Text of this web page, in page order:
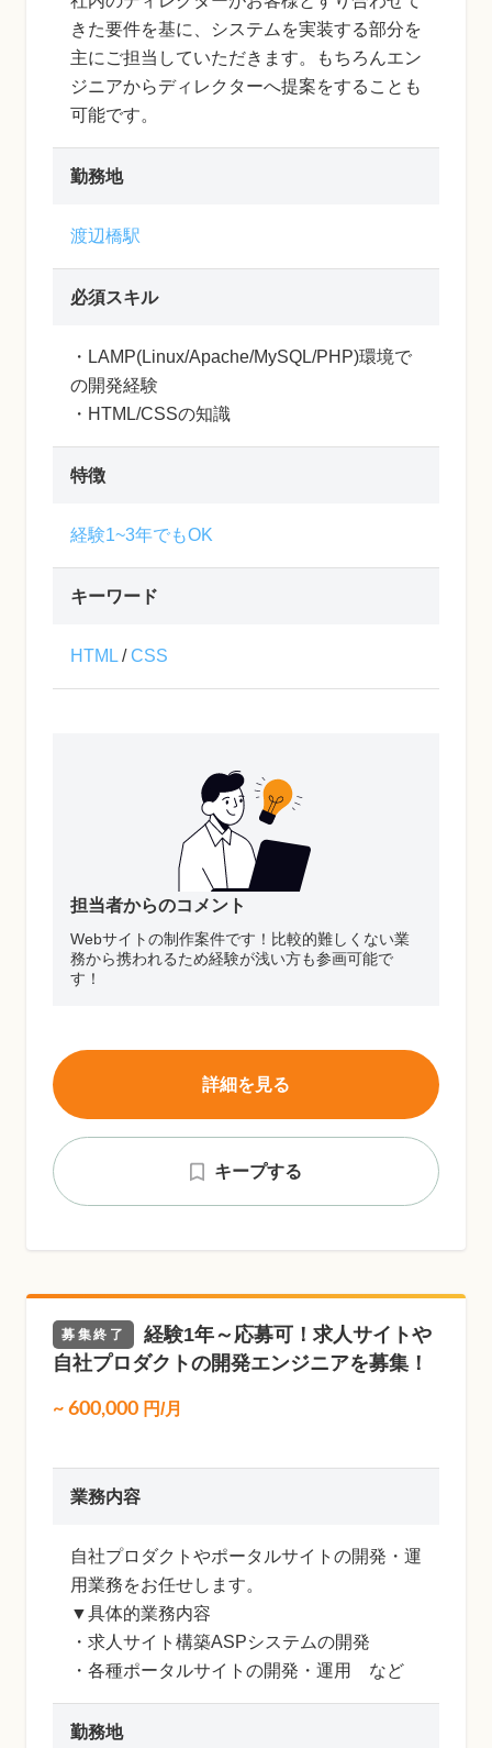
きた要件を基に、システムを実装する部分を
主にご担当していただきます。もちろんエン
ジニアからディレクターへ提案をすることも
可能です。
勤務地
渡辺橋駅
必須スキル
・LAMP(Linux/Apache/MySQL/PHP)環境で
の開発経験
・HTML/CSSの知識
特徴
経験1~3年でもOK
キーワード
HTML /CSS
担当者からのコメント
Webサイトの制作案件です！比較的難しくない業
務から携われるため経験が浅い方も参画可能で
す！
キープする
詳細を見る
募集終了
経験1年～応募可！求人サイトや
自社プロダクトの開発エンジニアを募集！
~ 600,000 円/月
業務内容
自社プロダクトやポータルサイトの開発・運
用業務をお任せします。
▼具体的業務内容
・求人サイト構築ASPシステムの開発
・各種ポータルサイトの開発・運用 など
勤務地